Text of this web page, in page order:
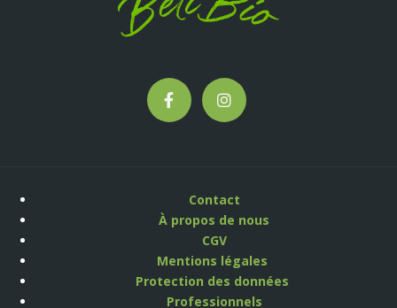
Contact
À propos de nous
CGV
Mentions légales
Protection des données
Professionnels